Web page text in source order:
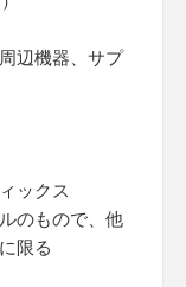
辺機器、サプ
ックス
のもので、他
限る